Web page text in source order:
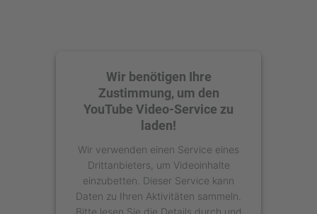
Wir benötigen Ihre
Zustimmung, um den
YouTube Video-Service zu
laden!
Wir verwenden einen Service eines
Drittanbieters, um Videoinhalte
einzubetten. Dieser Service kann
Daten zu Ihren Aktivitäten sammeln.
Bitte lesen Sie die Details durch und